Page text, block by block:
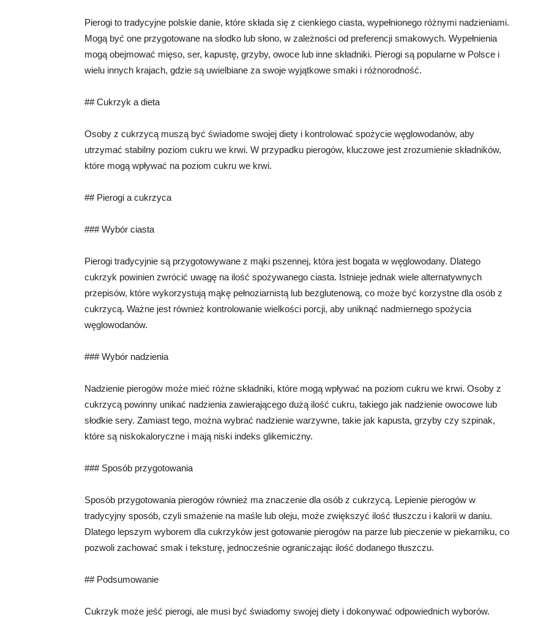
Pierogi to tradycyjne polskie danie, które składa się z cienkiego ciasta, wypełnionego różnymi nadzieniami.
Mogą być one przygotowane na słodko lub słono, w zależności od preferencji smakowych. Wypełnienia
mogą obejmować mięso, ser, kapustę, grzyby, owoce lub inne składniki. Pierogi są popularne w Polsce i
wielu innych krajach, gdzie są uwielbiane za swoje wyjątkowe smaki i różnorodność.
## Cukrzyk a dieta
Osoby z cukrzycą muszą być świadome swojej diety i kontrolować spożycie węglowodanów, aby
utrzymać stabilny poziom cukru we krwi. W przypadku pierogów, kluczowe jest zrozumienie składników,
które mogą wpływać na poziom cukru we krwi.
## Pierogi a cukrzyca
### Wybór ciasta
Pierogi tradycyjnie są przygotowywane z mąki pszennej, która jest bogata w węglowodany. Dlatego
cukrzyk powinien zwrócić uwagę na ilość spożywanego ciasta. Istnieje jednak wiele alternatywnych
przepisów, które wykorzystują mąkę pełnoziarnistą lub bezglutenową, co może być korzystne dla osób z
cukrzycą. Ważne jest również kontrolowanie wielkości porcji, aby uniknąć nadmiernego spożycia
węglowodanów.
### Wybór nadzienia
Nadzienie pierogów może mieć różne składniki, które mogą wpływać na poziom cukru we krwi. Osoby z
cukrzycą powinny unikać nadzienia zawierającego dużą ilość cukru, takiego jak nadzienie owocowe lub
słodkie sery. Zamiast tego, można wybrać nadzienie warzywne, takie jak kapusta, grzyby czy szpinak,
które są niskokaloryczne i mają niski indeks glikemiczny.
### Sposób przygotowania
Sposób przygotowania pierogów również ma znaczenie dla osób z cukrzycą. Lepienie pierogów w
tradycyjny sposób, czyli smażenie na maśle lub oleju, może zwiększyć ilość tłuszczu i kalorii w daniu.
Dlatego lepszym wyborem dla cukrzyków jest gotowanie pierogów na parze lub pieczenie w piekarniku, co
pozwoli zachować smak i teksturę, jednocześnie ograniczając ilość dodanego tłuszczu.
## Podsumowanie
Cukrzyk może jeść pierogi, ale musi być świadomy swojej diety i dokonywać odpowiednich wyborów.